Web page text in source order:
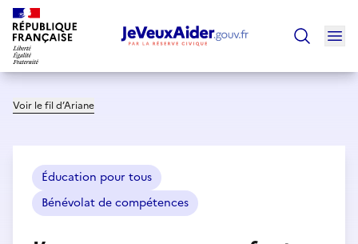
Voir le fil d’Ariane
Éducation pour tous
Bénévolat de compétences